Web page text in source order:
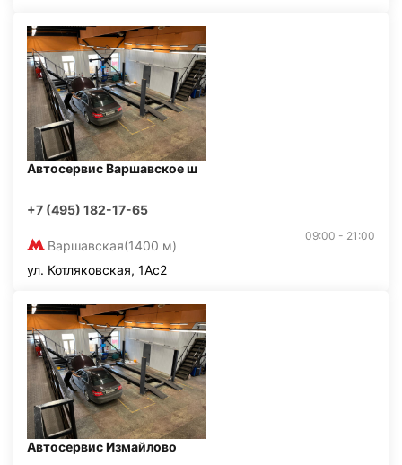
Автосервис Варшавское ш
+7 (495) 182-17-65
Варшавская(1400 м)
09:00 - 21:00
ул. Котляковская, 1Ас2
Автосервис Измайлово